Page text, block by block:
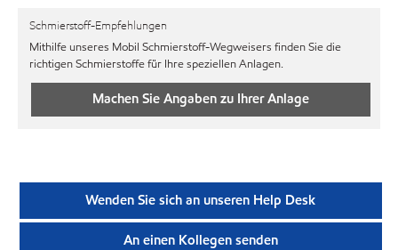
Schmierstoff-Empfehlungen
Mithilfe unseres Mobil Schmierstoff-Wegweisers finden Sie die
richtigen Schmierstoffe für Ihre speziellen Anlagen.
Machen Sie Angaben zu Ihrer Anlage
Wenden Sie sich an unseren Help Desk
An einen Kollegen senden